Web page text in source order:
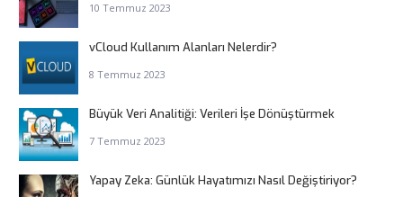
10 Temmuz 2023
vCloud Kullanım Alanları Nelerdir?
8 Temmuz 2023
Büyük Veri Analitiği: Verileri İşe Dönüştürmek
7 Temmuz 2023
Yapay Zeka: Günlük Hayatımızı Nasıl Değiştiriyor?